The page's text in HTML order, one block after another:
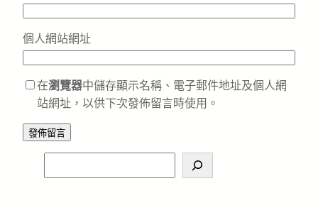
個人網站網址
在瀏覽器中儲存顯示名稱、電子郵件地址及個人網
站網址，以供下次發佈留言時使用。
e